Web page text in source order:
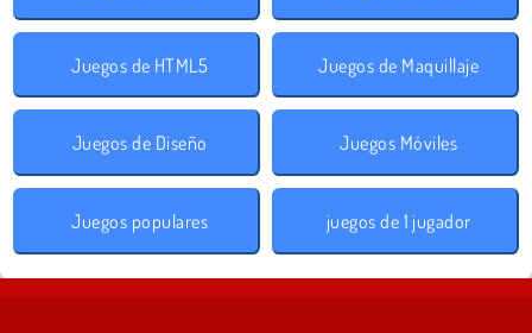
Juegos de HTML5 Juegos de Maquillaje
Juegos de Diseño Juegos Móviles
Juegos populares juegos de 1 jugador